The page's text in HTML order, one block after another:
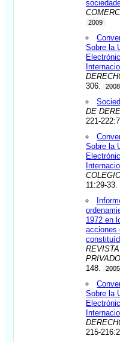
2009
Sobre la
306.
2008
DE
221-
Sobre la
11:29-33.
1972 en
acciones
148.
2005
Sobre la
215-